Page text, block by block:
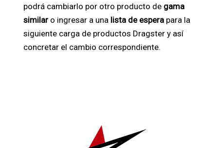
podrá cambiarlo por otro producto de gama
similar o ingresar a una lista de espera para la
siguiente carga de productos Dragster y así
concretar el cambio correspondiente.